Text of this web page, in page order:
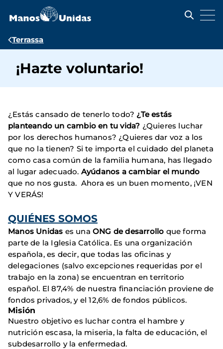
contenido
Ruta
navegación
Terrassa
¡Hazte voluntario!
¿Estás cansado de tenerlo todo? ¿Te estás
planteando un cambio en tu vida? ¿Quieres luchar
por los derechos humanos? ¿Quieres dar voz a los
que no la tienen? Si te importa el cuidado del planeta
como casa común de la familia humana, has llegado
al lugar adecuado. Ayúdanos a cambiar el mundo
que no nos gusta. Ahora es un buen momento, ¡VEN
Y VERÁS!
QUIÉNES SOMOS
Manos Unidas es unaONG de desarrollo que forma
parte de la Iglesia Católica. Es una organización
española, es decir, que todas las oficinas y
delegaciones (salvo excepciones requeridas por el
trabajo en la zona) se encuentran en territorio
español. El 87,4% de nuestra financiación proviene de
fondos privados, y el 12,6% de fondos públicos.
Misión
Nuestro objetivo es luchar contra el hambre y
nutrición escasa, la miseria, la falta de educación, el
subdesarrollo y la enfermedad.